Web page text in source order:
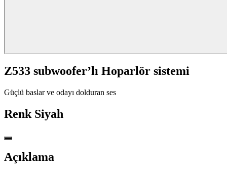
Z533 subwoofer’lı Hoparlör sistemi
Güçlü baslar ve odayı dolduran ses
Renk Siyah
Açıklama